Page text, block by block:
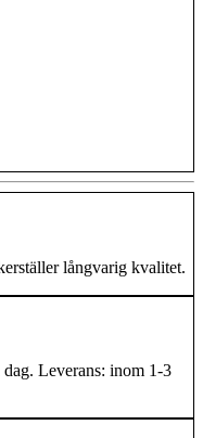
långvarig kvalitet.
Leverans: inom 1-3